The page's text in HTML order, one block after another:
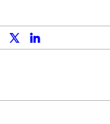
x.com linkedin